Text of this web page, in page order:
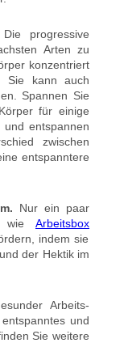
Die progressive
Arten zu
konzentriert
Sie kann auch
Spannen Sie
für einige
entspannen
zwischen
entspanntere
Nur ein paar
wie Arbeitsbox
indem sie
der Hektik im
Arbeits-
und
Sie weitere